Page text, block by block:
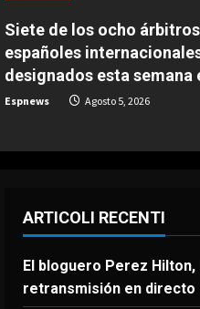
Siete de los ocho árbitros
españoles
designados esta semana
Espnews Agosto 5, 2026
ARTICOLI RECENTI
El bloguero Perez
retransmisión en directo